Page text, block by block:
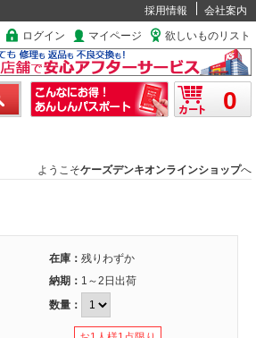
採用情報
会社案内
ログイン マイページ 欲しいものリスト
0
ようこそケーズデンキオンラインショップへ
在庫： 残りわずか
納期： 1～2日出荷
数量：